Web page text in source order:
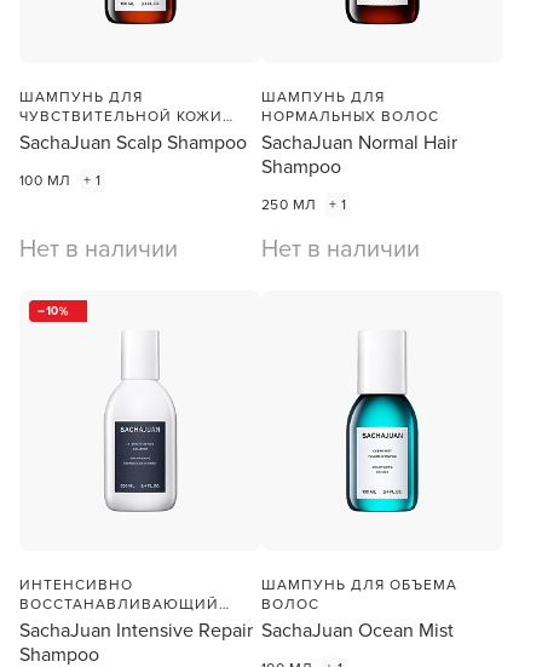
ШАМПУНЬ ДЛЯ
ЧУВСТВИТЕЛЬНОЙ КОЖИ
ГОЛОВЫ
SachaJuan Scalp Shampoo
100 МЛ + 1
Нет в наличии
ШАМПУНЬ ДЛЯ
НОРМАЛЬНЫХ ВОЛОС
SachaJuan Normal Hair
Shampoo
250 МЛ + 1
Нет в наличии
10
ИНТЕНСИВНО
ВОССТАНАВЛИВАЮЩИЙ
ШАМПУНЬ ДЛЯ ВОЛОС
SachaJuan Intensive Repair
Shampoo
ШАМПУНЬ ДЛЯ ОБЪЕМА
ВОЛОС
SachaJuan Ocean Mist
Заяц–робот
В новом приложении RedHare Market для Android
смотреть товары и оформлять заказы — удобнее и
УСТАНОВИТЬ ИЗ GOOGLE PLAY
ПРОДОЛЖУ ЗДЕСЬ